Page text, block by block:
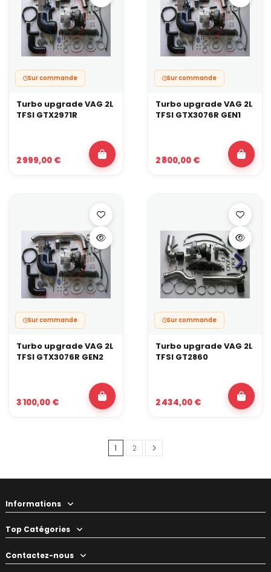
Sur commande
Turbo upgrade VAG 2L
TFSI GTX2971R
2 999,00 €
Sur commande
Turbo upgrade VAG 2L
TFSI GTX3076R GEN1
2 800,00 €
Sur commande
Turbo upgrade VAG 2L
TFSI GTX3076R GEN2
3 100,00 €
Sur commande
Turbo upgrade VAG 2L
TFSI GT2860
2 434,00 €
1 2
Informations
Top Catégories
Contactez-nous